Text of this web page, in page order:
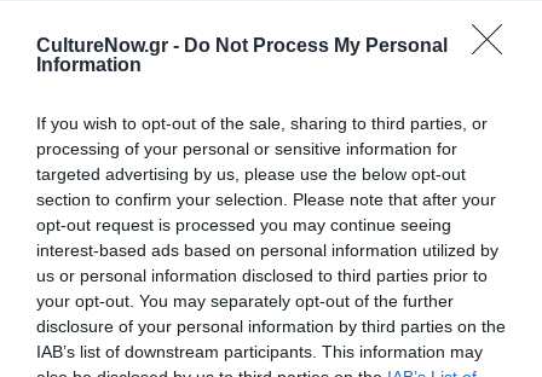
CultureNow.gr - Do Not Process My Personal
Information
If you wish to opt-out of the sale, sharing to third parties, or
processing of your personal or sensitive information for
targeted advertising by us, please use the below opt-out
section to confirm your selection. Please note that after your
opt-out request is processed you may continue seeing
interest-based ads based on personal information utilized by
us or personal information disclosed to third parties prior to
your opt-out. You may separately opt-out of the further
disclosure of your personal information by third parties on the
IAB’s list of downstream participants. This information may
www.nektariakarantzi.weebly.com
*Αναδημοσίευση από το περιοδκό Culturenow Mag,
τεύχος 29
Ακολουθήστε το Culturenow.gr στοGoogle News
μάθετε πρώτοι όλες τις ειδήσεις
Δείτε όλα τα τελευταία νέαγια την Τέχνη και τον
Πολιτισμό στο
Culturenow.gr